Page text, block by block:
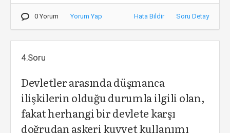
0 Yorum Yorum Yap Hata Bildir Soru Detay
4.Soru
Devletler arasında düşmanca
ilişkilerin olduğu durumla ilgili olan,
fakat herhangi bir devlete karşı
doğrudan askeri kuvvet kullanımı